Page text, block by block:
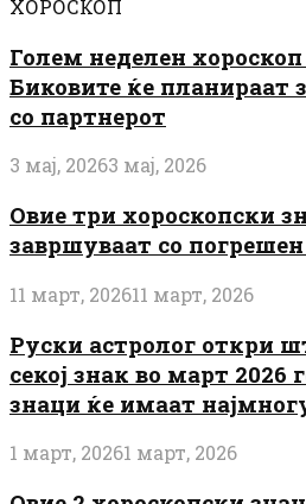
ХОРОСКОП
Голем неделен хороскоп
Биковите ќе планираат
со партнерот
3 мај, 20263 мај, 2026
Овие три хороскопски
завршуваат со
11 март, 202611 март, 2026
Руски астролог откри
секој знак во март 2026
знаци ќе имаат
1 март, 20261 март, 2026